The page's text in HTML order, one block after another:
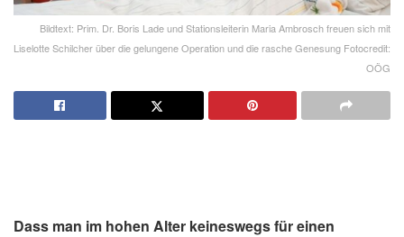
Bildtext: Prim. Dr. Boris Lade und Stationsleiterin Maria Ambrosch freuen sich mit
Liselotte Schilcher über die gelungene Operation und die rasche Genesung Fotocredit:
OÖG
Dass man im hohen Alter keineswegs für einen